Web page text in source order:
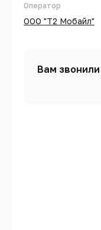
Оператор
ООО "Т2 Мобайл"
Вам